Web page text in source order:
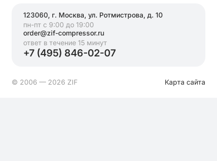
123060, г. Москва, ул. Ротмистрова, д. 10
пн-пт с 9:00 до 19:00
order@zif-compressor.ru
ответ в течение 15 минут
+7 (495) 846-02-07
© 2006 — 2026 ZIF Карта сайта